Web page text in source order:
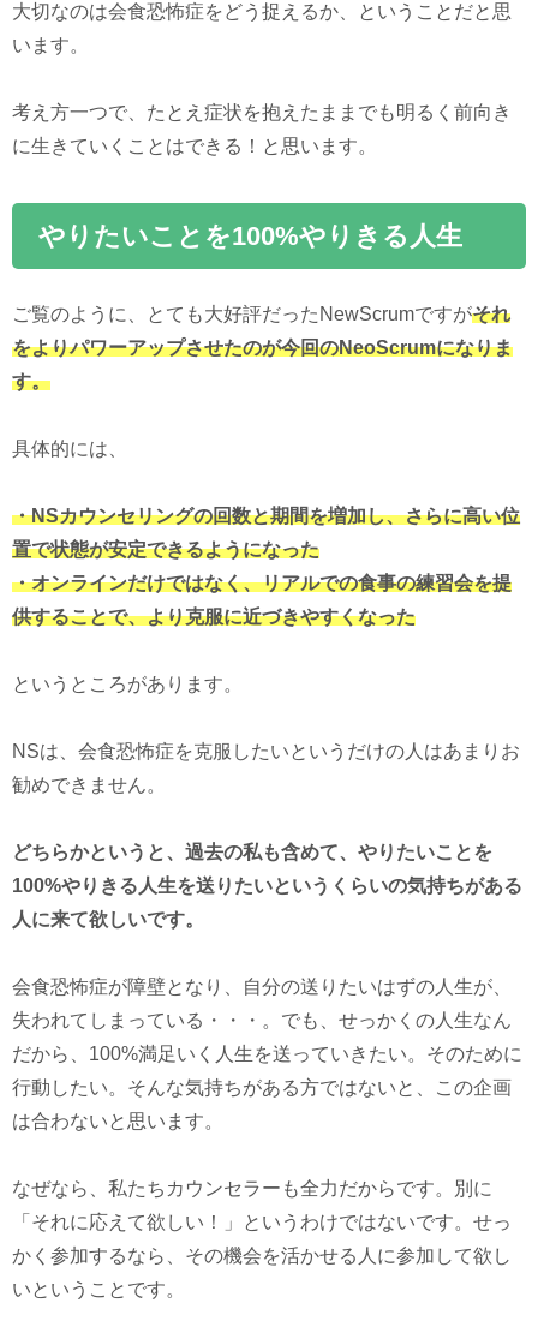
大切なのは会食恐怖症をどう捉えるか、ということだと思
います。
考え方一つで、たとえ症状を抱えたままでも明るく前向き
に生きていくことはできる！と思います。
やりたいことを100%やりきる人生
ご覧のように、とても大好評だったNewScrumですがそれ
をよりパワーアップさせたのが今回のNeoScrumになりま
す。
具体的には、
・NSカウンセリングの回数と期間を増加し、さらに高い位
置で状態が安定できるようになった
・オンラインだけではなく、リアルでの食事の練習会を提
供することで、より克服に近づきやすくなった
というところがあります。
NSは、会食恐怖症を克服したいというだけの人はあまりお
勧めできません。
どちらかというと、過去の私も含めて、やりたいことを
100%やりきる人生を送りたいというくらいの気持ちがある
人に来て欲しいです。
会食恐怖症が障壁となり、自分の送りたいはずの人生が、
失われてしまっている・・・。でも、せっかくの人生なん
だから、100%満足いく人生を送っていきたい。そのために
行動したい。そんな気持ちがある方ではないと、この企画
は合わないと思います。
なぜなら、私たちカウンセラーも全力だからです。別に
「それに応えて欲しい！」というわけではないです。せっ
かく参加するなら、その機会を活かせる人に参加して欲し
いということです。